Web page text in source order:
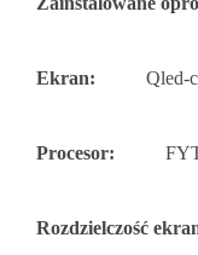
Ekran: Qled-
Procesor:
Rozdzielczość